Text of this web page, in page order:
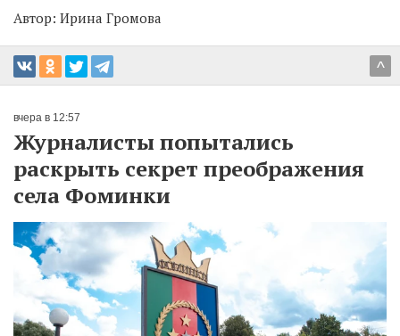
Автор: Ирина Громова
^
вчера в 12:57
Журналисты попытались
раскрыть секрет преображения
села Фоминки